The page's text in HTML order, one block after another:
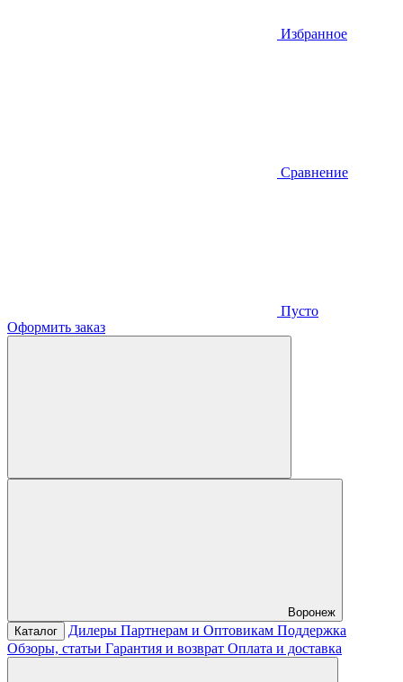
Избранное
Сравнение
Пусто
Оформить заказ
Воронеж
Каталог
Дилеры Партнерам и Оптовикам Поддержка
Обзоры, статьи Гарантия и возврат Оплата и доставка